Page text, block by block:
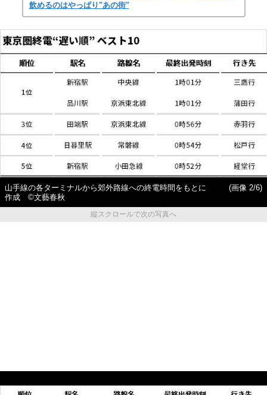
飲めるのはやっぱり"あの街"
山手線の各ターミナルから郊外路線への終電時間をもとに
作成 ©文藝春秋
(画像 2/6)
縦スクロールで次の写真へ